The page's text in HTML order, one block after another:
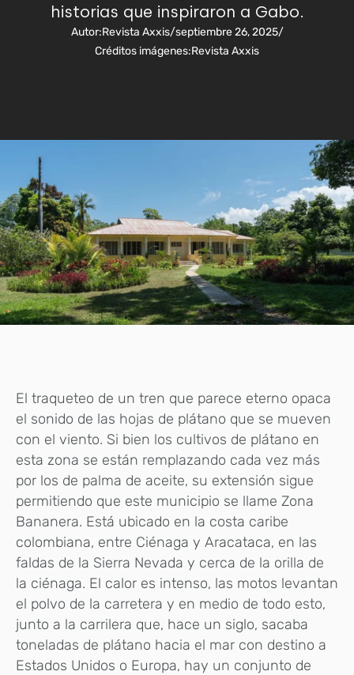
historias que inspiraron a Gabo.
Autor:Revista Axxis/septiembre 26, 2025/
Créditos imágenes:Revista Axxis
El traqueteo de un tren que parece eterno opaca
el sonido de las hojas de plátano que se mueven
con el viento. Si bien los cultivos de plátano en
esta zona se están remplazando cada vez más
por los de palma de aceite, su extensión sigue
permitiendo que este municipio se llame Zona
Bananera. Está ubicado en la costa caribe
colombiana, entre Ciénaga y Aracataca, en las
faldas de la Sierra Nevada y cerca de la orilla de
la ciénaga. El calor es intenso, las motos levantan
el polvo de la carretera y en medio de todo esto,
junto a la carrilera que, hace un siglo, sacaba
toneladas de plátano hacia el mar con destino a
Estados Unidos o Europa, hay un conjunto de